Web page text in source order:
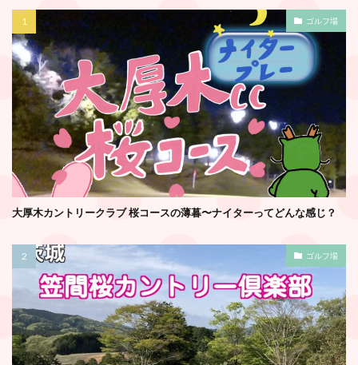
ゴルフ場
大厚木カントリークラブ 桜コースの薄暮〜ナイターってどんな感じ？
ゴルフ場